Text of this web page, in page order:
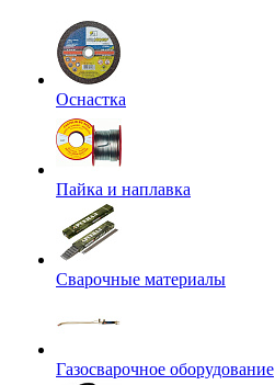
Оснастка
Пайка и наплавка
Сварочные материалы
Газосварочное оборудование